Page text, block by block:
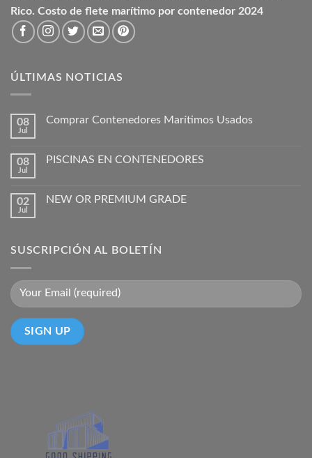
Rico. Costo de flete marítimo por contenedor 2024
ÚLTIMAS NOTICIAS
08
Jul
Comprar Contenedores Marítimos Usados
08
Jul
PISCINAS EN CONTENEDORES
02
Jul
NEW OR PREMIUM GRADE
SUSCRIPCIÓN AL BOLETÍN